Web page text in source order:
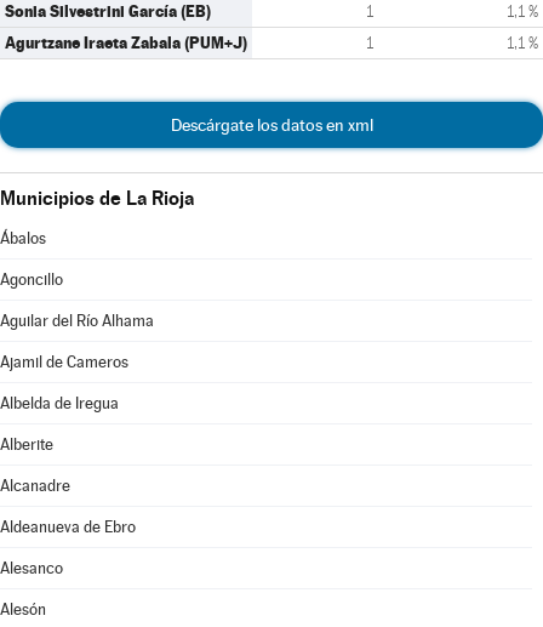
Sonia Silvestrini García (EB) 1 1,1 %
Agurtzane Iraeta Zabala (PUM+J) 1 1,1 %
Descárgate los datos en xml
Municipios de La Rioja
Ábalos
Agoncillo
Aguilar del Río Alhama
Ajamil de Cameros
Albelda de Iregua
Alberite
Alcanadre
Aldeanueva de Ebro
Alesanco
Alesón